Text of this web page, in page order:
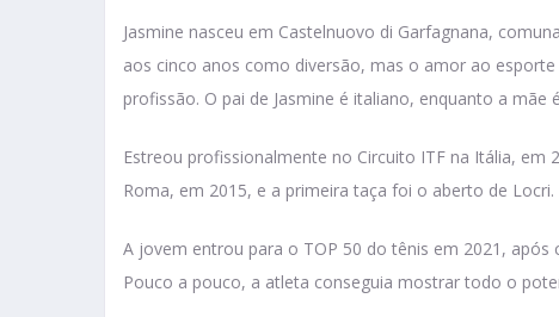
Jasmine nasceu em Castelnuovo di Garfagnana,
aos cinco anos como diversão, mas o amor ao
profissão. O pai de Jasmine é italiano, enquanto a mãe
Estreou profissionalmente no Circuito ITF na Itália,
Roma, em 2015, e a primeira taça foi o aberto de Locri.
A jovem entrou para o TOP 50 do tênis em 2021,
Pouco a pouco, a atleta conseguia mostrar todo o